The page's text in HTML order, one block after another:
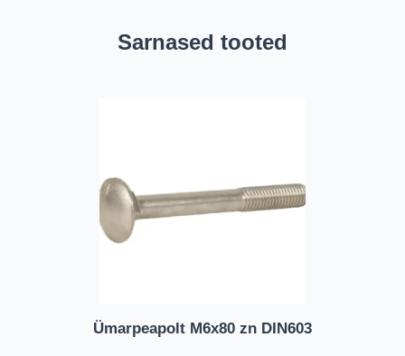
Sarnased tooted
Ümarpeapolt M6x80 zn DIN603